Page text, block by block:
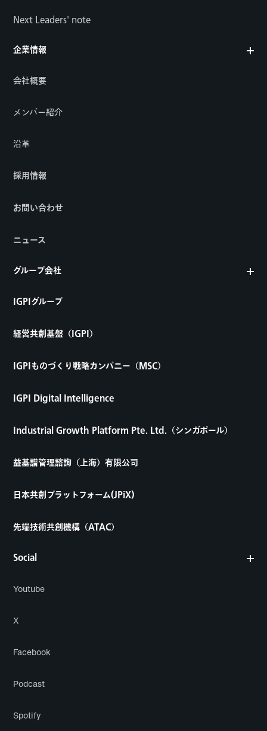
Social
Youtube
X
Facebook
Podcast
Spotify
Next Leaders' note
企業情報
会社概要
メンバー紹介
沿革
採用情報
お問い合わせ
ニュース
グループ会社
IGPIグループ
経営共創基盤（IGPI）
IGPIものづくり戦略カンパニー（MSC）
IGPI Digital Intelligence
Industrial Growth Platform Pte. Ltd.（シンガポール）
益基譜管理諮詢（上海）有限公司
日本共創プラットフォーム(JPiX)
先端技術共創機構（ATAC）